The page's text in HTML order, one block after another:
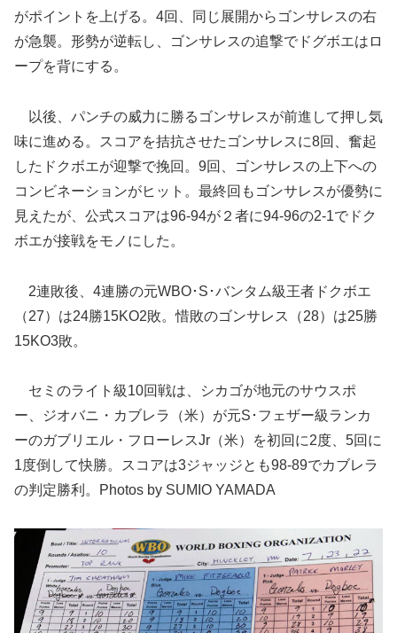
がポイントを上げる。4回、同じ展開からゴンサレスの右
が急襲。形勢が逆転し、ゴンサレスの追撃でドグボエはロ
ープを背にする。
以後、パンチの威力に勝るゴンサレスが前進して押し気
味に進める。スコアを拮抗させたゴンサレスに8回、奮起
したドクボエが迎撃で挽回。9回、ゴンサレスの上下への
コンビネーションがヒット。最終回もゴンサレスが優勢に
見えたが、公式スコアは96-94が２者に94-96の2-1でドク
ボエが接戦をモノにした。
2連敗後、4連勝の元WBO･S･バンタム級王者ドクボエ
（27）は24勝15KO2敗。惜敗のゴンサレス（28）は25勝
15KO3敗。
セミのライト級10回戦は、シカゴが地元のサウスポ
ー、ジオバニ・カブレラ（米）が元S･フェザー級ランカ
ーのガブリエル・フローレスJr（米）を初回に2度、5回に
1度倒して快勝。スコアは3ジャッジとも98-89でカブレラ
の判定勝利。Photos by SUMIO YAMADA